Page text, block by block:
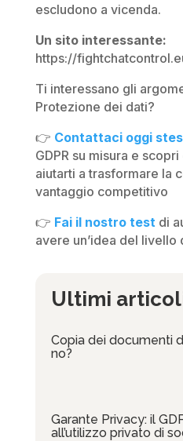
escludono a vicenda.
Un sito interessante:
https://
Ti interessano gli
Protezione dei dati?
👉 Contattaci oggi
GDPR su misura e
aiutarti a trasformare la
vantaggio competitivo
👉 Fai il nostro testdi
avere un’idea del
Ultimi
Copia dei documenti
no?
Garante Privacy: il
all’utilizzo privato di